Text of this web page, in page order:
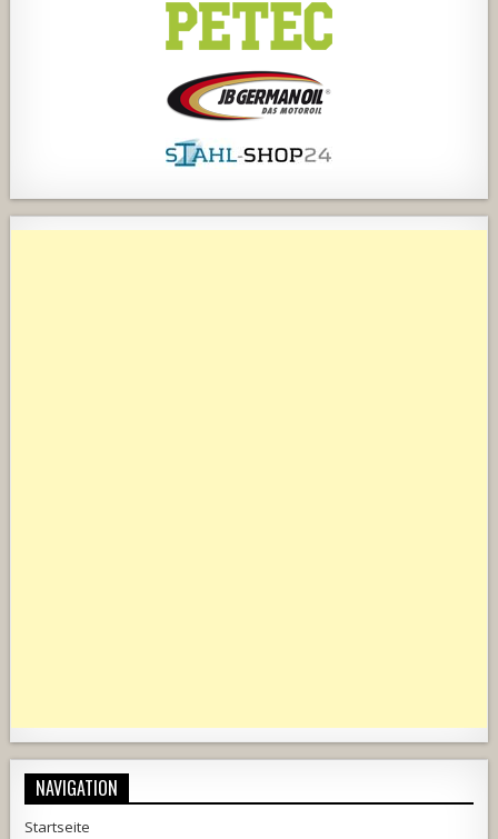
NAVIGATION
Startseite